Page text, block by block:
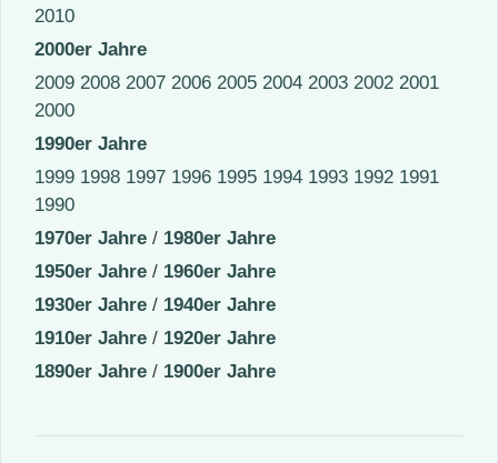
2010
2000er Jahre
2009 2008 2007 2006 2005 2004 2003 2002 2001
2000
1990er Jahre
1999 1998 1997 1996 1995 1994 1993 1992 1991
1990
1970er Jahre / 1980er Jahre
1950er Jahre / 1960er Jahre
1930er Jahre / 1940er Jahre
1910er Jahre / 1920er Jahre
1890er Jahre / 1900er Jahre